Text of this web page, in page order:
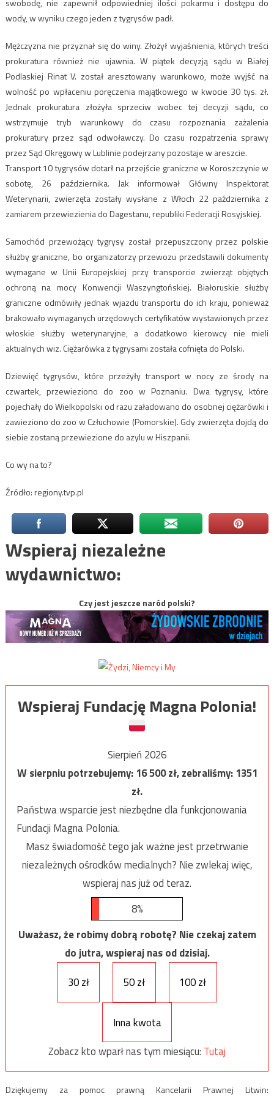
swobodę, nie zapewnił odpowiedniej ilości pokarmu i dostępu do
wody, w wyniku czego jeden z tygrysów padł.
Mężczyzna nie przyznał się do winy. Złożył wyjaśnienia, których treści
prokuratura również nie ujawnia. W piątek decyzją sądu w Białej
Podlaskiej Rinat V. został aresztowany warunkowo, może wyjść na
wolność po wpłaceniu poręczenia majątkowego w kwocie 30 tys. zł.
Jednak prokuratura złożyła sprzeciw wobec tej decyzji sądu, co
wstrzymuje tryb warunkowy do czasu rozpoznania zażalenia
prokuratury przez sąd odwoławczy. Do czasu rozpatrzenia sprawy
przez Sąd Okręgowy w Lublinie podejrzany pozostaje w areszcie.
Transport 10 tygrysów dotarł na przejście graniczne w Koroszczynie w
sobotę, 26 października. Jak informował Główny Inspektorat
Weterynarii, zwierzęta zostały wysłane z Włoch 22 października z
zamiarem przewiezienia do Dagestanu, republiki Federacji Rosyjskiej.
Samochód przewożący tygrysy został przepuszczony przez polskie
służby graniczne, bo organizatorzy przewozu przedstawili dokumenty
wymagane w Unii Europejskiej przy transporcie zwierząt objętych
ochroną na mocy Konwencji Waszyngtońskiej. Białoruskie służby
graniczne odmówiły jednak wjazdu transportu do ich kraju, ponieważ
brakowało wymaganych urzędowych certyfikatów wystawionych przez
włoskie służby weterynaryjne, a dodatkowo kierowcy nie mieli
aktualnych wiz. Ciężarówka z tygrysami została cofnięta do Polski.
Dziewięć tygrysów, które przeżyły transport w nocy ze środy na
czwartek, przewieziono do zoo w Poznaniu. Dwa tygrysy, które
pojechały do Wielkopolski od razu załadowano do osobnej ciężarówki i
zawieziono do zoo w Człuchowie (Pomorskie). Gdy zwierzęta dojdą do
siebie zostaną przewiezione do azylu w Hiszpanii.
Co wy na to?
Źródło: regiony.tvp.pl
Wspieraj niezależne
wydawnictwo:
Czy jest jeszcze naród polski?
Wspieraj Fundację Magna Polonia!
Sierpień 2026
W sierpniu potrzebujemy:16 500zł, zebraliśmy:1351
zł.
Państwa wsparcie jest niezbędne dla funkcjonowania
Fundacji Magna Polonia.
Masz świadomość tego jak ważne jest przetrwanie
niezależnych ośrodków medialnych? Nie zwlekaj więc,
wspieraj nas już od teraz.
8%
Uważasz, że robimy dobrą robotę? Nie czekaj zatem
do jutra, wspieraj nas od dzisiaj.
30 zł
50 zł 100 zł
Inna kwota
Zobacz kto wparł nas tym miesiącu: Tutaj
Dziękujemy za pomoc prawną Kancelarii Prawnej Litwin: